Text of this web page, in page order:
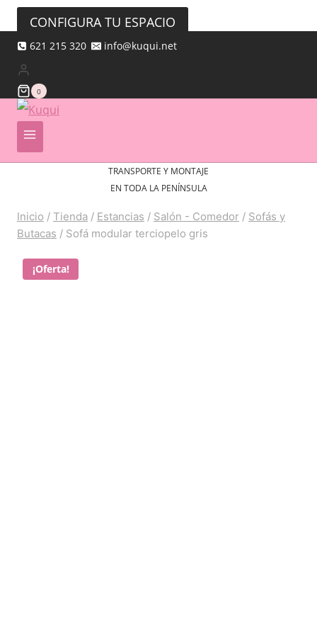
CONFIGURA TU ESPACIO
621 215 320 info@kuqui.net
0
TRANSPORTE Y MONTAJE
EN TODA LA PENÍNSULA
Inicio / Tienda / Estancias / Salón - Comedor / Sofás y
Butacas / Sofá modular terciopelo gris
¡Oferta!